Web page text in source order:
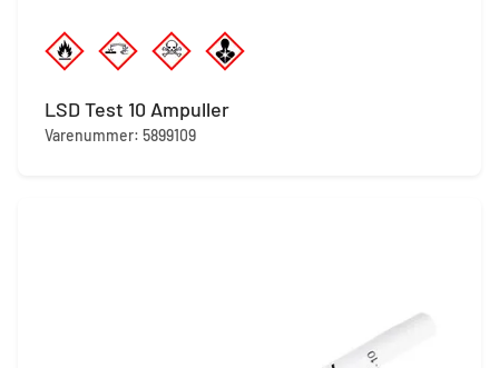
LSD Test 10 Ampuller
Varenummer: 5899109